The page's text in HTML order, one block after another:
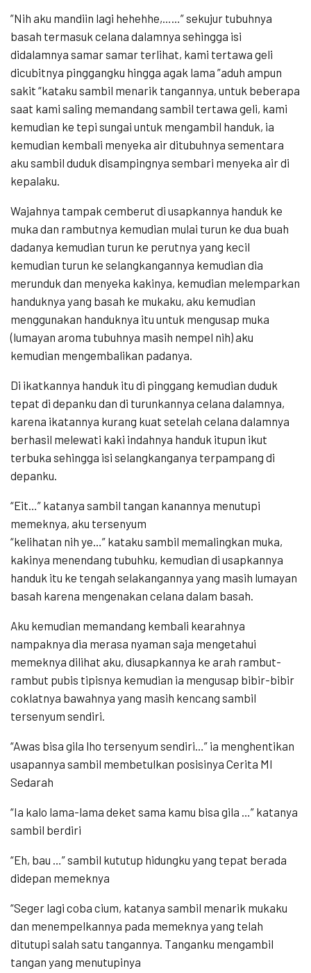
”Nih aku mandiin lagi hehehhe,……” sekujur tubuhnya
basah termasuk celana dalamnya sehingga isi
didalamnya samar samar terlihat, kami tertawa geli
dicubitnya pinggangku hingga agak lama ”aduh ampun
sakit “kataku sambil menarik tangannya, untuk beberapa
saat kami saling memandang sambil tertawa geli, kami
kemudian ke tepi sungai untuk mengambil handuk, ia
kemudian kembali menyeka air ditubuhnya sementara
aku sambil duduk disampingnya sembari menyeka air di
kepalaku.
Wajahnya tampak cemberut di usapkannya handuk ke
muka dan rambutnya kemudian mulai turun ke dua buah
dadanya kemudian turun ke perutnya yang kecil
kemudian turun ke selangkangannya kemudian dia
merunduk dan menyeka kakinya, kemudian melemparkan
handuknya yang basah ke mukaku, aku kemudian
menggunakan handuknya itu untuk mengusap muka
(lumayan aroma tubuhnya masih nempel nih) aku
kemudian mengembalikan padanya.
Di ikatkannya handuk itu di pinggang kemudian duduk
tepat di depanku dan di turunkannya celana dalamnya,
karena ikatannya kurang kuat setelah celana dalamnya
berhasil melewati kaki indahnya handuk itupun ikut
terbuka sehingga isi selangkanganya terpampang di
depanku.
“Eit…” katanya sambil tangan kanannya menutupi
memeknya, aku tersenyum
“kelihatan nih ye…” kataku sambil memalingkan muka,
kakinya menendang tubuhku, kemudian di usapkannya
handuk itu ke tengah selakangannya yang masih lumayan
basah karena mengenakan celana dalam basah.
Aku kemudian memandang kembali kearahnya
nampaknya dia merasa nyaman saja mengetahui
memeknya dilihat aku, diusapkannya ke arah rambut-
rambut pubis tipisnya kemudian ia mengusap bibir-bibir
coklatnya bawahnya yang masih kencang sambil
tersenyum sendiri.
“Awas bisa gila lho tersenyum sendiri…” ia menghentikan
usapannya sambil membetulkan posisinya Cerita Ml
Sedarah
“Ia kalo lama-lama deket sama kamu bisa gila …” katanya
sambil berdiri
“Eh, bau …” sambil kututup hidungku yang tepat berada
didepan memeknya
“Seger lagi coba cium, katanya sambil menarik mukaku
dan menempelkannya pada memeknya yang telah
ditutupi salah satu tangannya. Tanganku mengambil
tangan yang menutupinya